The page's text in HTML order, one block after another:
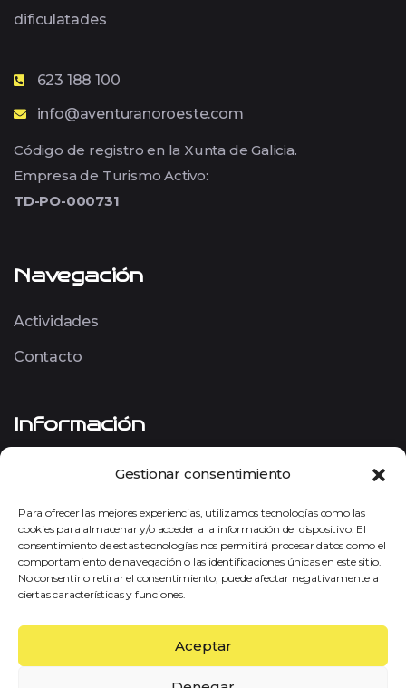
Gestionar consentimiento
Para ofrecer las mejores experiencias, utilizamos tecnologías como las
cookies para almacenar y/o acceder a la información del dispositivo. El
consentimiento de estas tecnologías nos permitirá procesar datos como el
comportamiento de navegación o las identificaciones únicas en este sitio.
No consentir o retirar el consentimiento, puede afectar negativamente a
ciertas características y funciones.
Aceptar
dificulatades
623 188 100
info@aventuranoroeste.com
Código de registro en la Xunta de Galicia.
Empresa de Turismo Activo:
TD-PO-000731
Navegación
Actividades
Contacto
Información
Aviso Legal
Política de Privacidad
Política de Cookies